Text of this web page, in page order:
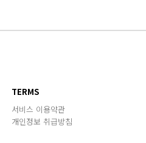
TERMS
서비스 이용약관
개인정보 취급방침